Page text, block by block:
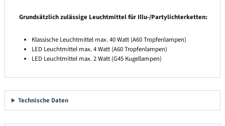
Grundsätzlich zulässige Leuchtmittel für Illu-/Partylichterketten:
Klassische Leuchtmittel max. 40 Watt (A60 Tropfenlampen)
LED Leuchtmittel max. 4 Watt (A60 Tropfenlampen)
LED Leuchtmittel max. 2 Watt (G45 Kugellampen)
Technische Daten